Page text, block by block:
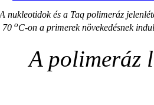
A nukleotidok és a Taq polimeráz
70 oC-on a primerek növekedésnek
A polimeráz